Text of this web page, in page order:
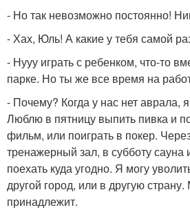
- Но так невозможно постоянно!
- Хах, Юль! А какие у тебя самой
- Нууу играть с ребенком, что-то
парке. Но ты же все время на
- Почему? Когда у нас нет аврала,
Люблю в пятницу выпить пивка и
фильм, или поиграть в покер.
тренажерный зал, в субботу
поехать куда угодно. Я могу
другой город, или в другую
принадлежит.